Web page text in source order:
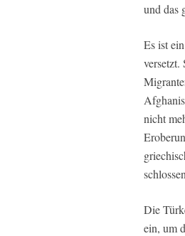
und das
Es ist
versetzt.
nicht
Die
ein, um